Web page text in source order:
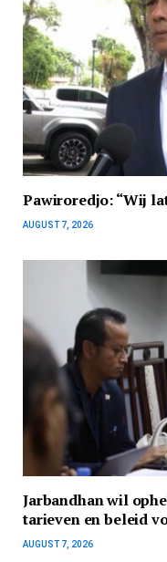
Pawiroredjo: “Wij
AUGUST 7, 2026
Jarbandhan wil
tarieven en beleid
AUGUST 7, 2026